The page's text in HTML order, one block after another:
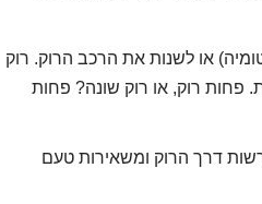
או לשנות את הרכב הרוק. רוק
פחות רוק, או רוק שונה? פחות
דרך הרוק ומשאירות טעם